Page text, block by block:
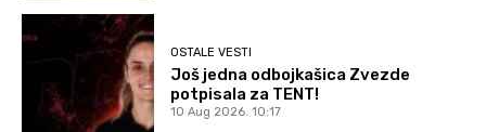
OSTALE VESTI
Još jedna odbojkašica Zvezde
potpisala za TENT!
10 Aug 2026. 10:17